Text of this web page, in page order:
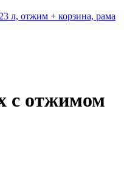
л, отжим + корзина, рама
с отжимом